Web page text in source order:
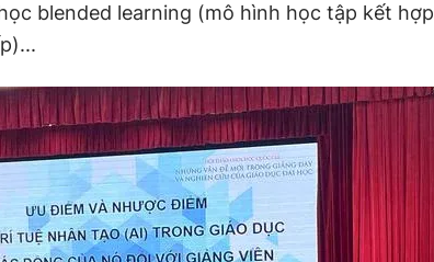
blended learning (mô hình học tập kết hợp